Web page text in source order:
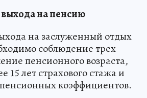
на пенсию
на заслуженный отдых
соблюдение трех
пенсионного возраста,
15 лет страхового стажа и
коэффициентов.